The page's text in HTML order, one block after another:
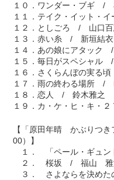
１０．ワンダー・ブギ /
１１．テイク・イット・
１２．としごろ / 山口
１３．赤い糸 / 新垣結衣
１４．あの娘にアタック
１５．毎日がスペシャル
１６．さくらんぼの実る
１７．雨の終わる場所 /
１８．恋人 / 鈴木雅之
１９．カ・ケ・ヒ・キ・
【「原田年晴 かぶりつき
00）】
１． 「ペール・ギュン
２． 桜坂 / 福山 雅
３． さよならを決め